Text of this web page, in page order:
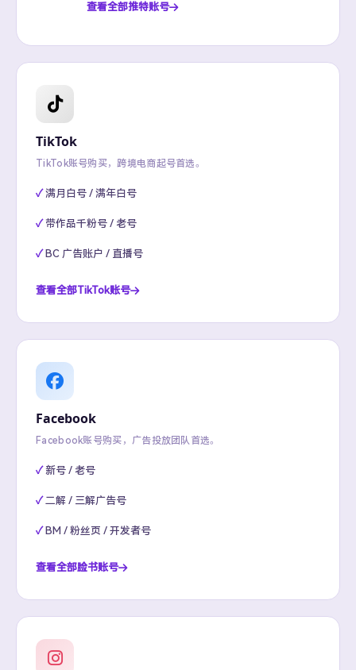
查看全部推特账号
TikTok
TikTok账号购买，跨境电商起号首选。
满月白号 / 满年白号
带作品千粉号 / 老号
BC 广告账户 / 直播号
查看全部TikTok账号
Facebook
Facebook账号购买，广告投放团队首选。
新号 / 老号
二解 / 三解广告号
BM / 粉丝页 / 开发者号
查看全部脸书账号